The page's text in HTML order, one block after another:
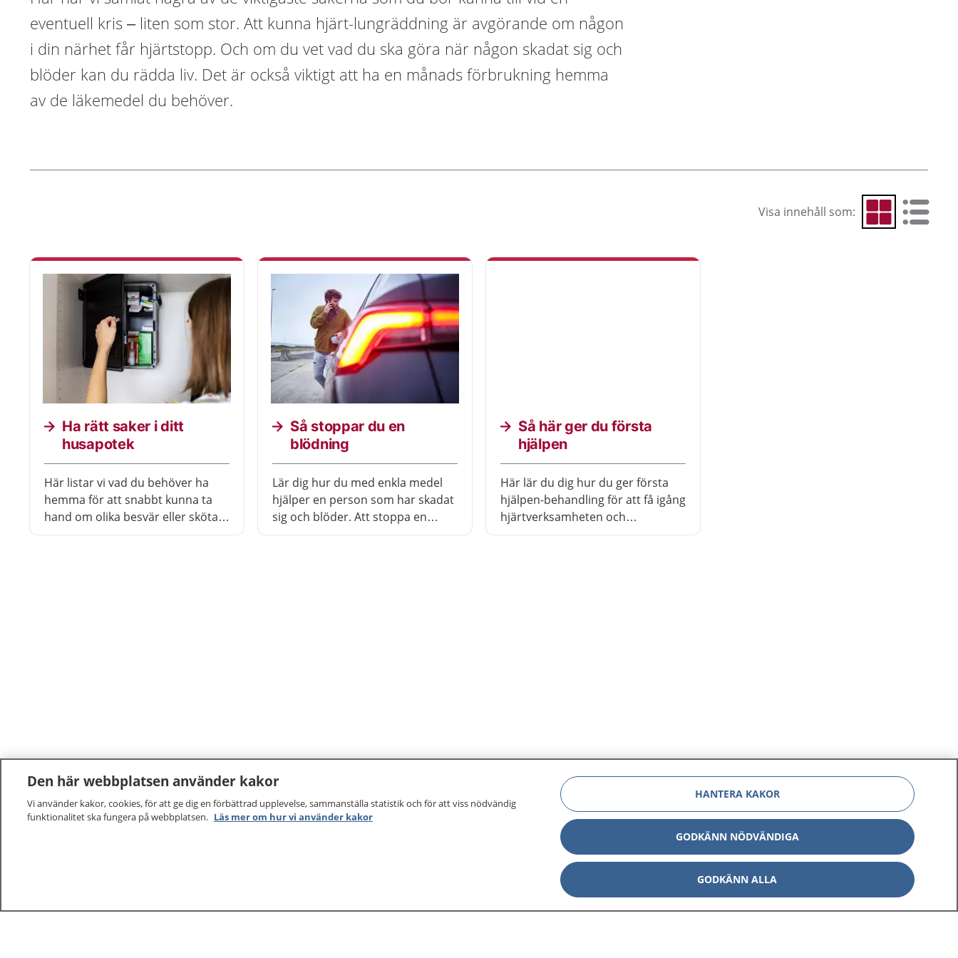
eventuell kris – liten som stor. Att kunna hjärt-lungräddning är avgörande om någon
i din närhet får hjärtstopp. Och om du vet vad du ska göra när någon skadat sig och
blöder kan du rädda liv. Det är också viktigt att ha en månads förbrukning hemma
av de läkemedel du behöver.
Visa innehåll som: Visa som rutnät
Visa som
Ha rätt saker i ditt
husapotek
Här listar vi vad du behöver ha
hemma för att snabbt kunna ta
hand om olika besvär eller sköta
Så stoppar du en
blödning
Lär dig hur du med enkla medel
hjälper en person som har skadat
sig och blöder. Att stoppa en
Så här ger du första
hjälpen
Här lär du dig hur du ger första
hjälpen-behandling för att få igång
hjärtverksamheten och
vilka mottagningar du kan kontakta. Logga in för att läsa din journal
Other languages
Om 1177
Kontakt
Den här webbplatsen använder kakor
Vi använder kakor, cookies, för att ge dig en förbättrad upplevelse, sammanställa statistik och för att viss nödvändig
funktionalitet ska fungera på webbplatsen. Läs mer om hur vi använder kakor
HANTERA KAKOR
GODKÄNN NÖDVÄNDIGA
GODKÄNN ALLA